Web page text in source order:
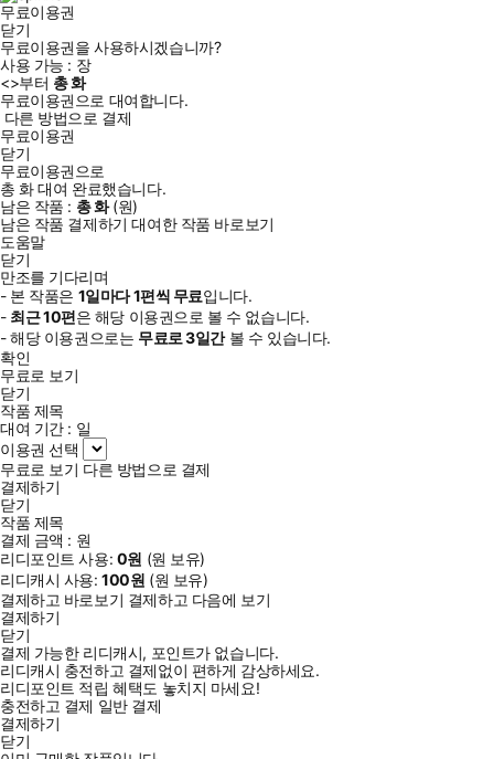
무료이용권
닫기
무료이용권을 사용하시겠습니까?
사용 가능 : 장
<>부터 총화
무료이용권으로 대여합니다.
다른 방법으로 결제
무료이용권
닫기
무료이용권으로
총 화대여 완료했습니다.
남은 작품 : 총화(원)
남은 작품 결제하기 대여한 작품 바로보기
도움말
닫기
만조를 기다리며
- 본 작품은 1일마다1편씩 무료입니다.
- 최근10편은 해당 이용권으로 볼 수 없습니다.
- 해당 이용권으로는 무료로3일간볼 수 있습니다.
확인
무료로 보기
닫기
작품 제목
대여 기간 : 일
이용권 선택
무료로 보기 다른 방법으로 결제
결제하기
닫기
작품 제목
결제 금액 : 원
리디포인트 사용: 0원 (원 보유)
리디캐시 사용:100원 (원 보유)
결제하고 바로보기 결제하고 다음에 보기
결제하기
닫기
결제 가능한 리디캐시, 포인트가 없습니다.
리디캐시 충전하고 결제없이 편하게 감상하세요.
리디포인트 적립 혜택도 놓치지 마세요!
충전하고 결제 일반 결제
결제하기
닫기